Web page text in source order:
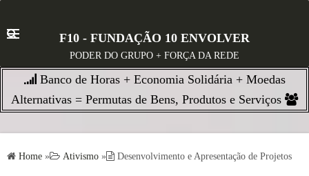
c
o
F10 - FUNDAÇÃO 10 ENVOLVER
PODER DO GRUPO + FORÇA DA REDE
Banco de Horas + Economia Solidária + Moedas
Alternativas = Permutas de Bens, Produtos e Serviços
Home » Ativismo » Desenvolvimento e Apresentação de Projetos